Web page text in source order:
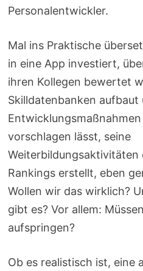
Personalentwickler.
Mal ins Praktische
in eine App investiert,
ihren Kollegen bewertet
Skilldatenbanken
vorschlagen lässt, seine
Weiterbildungsaktivitäten
Rankings erstellt, eben
Wollen wir das wirklich?
gibt es? Vor allem:
aufspringen?
Ob es realistisch ist, eine